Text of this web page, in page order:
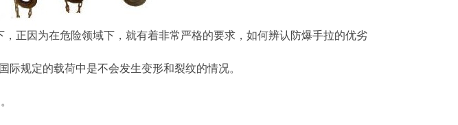
正因为在危险领域下，就有着非常严格的要求，如何辨认防爆手拉的优劣
规定的载荷中是不会发生变形和裂纹的情况。